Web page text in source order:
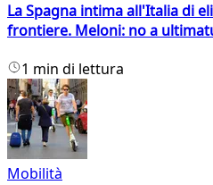
La Spagna intima all'Italia di
frontiere. Meloni: no a
1 min di lettura
Mobilità